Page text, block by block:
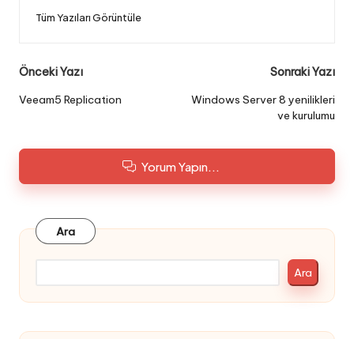
Tüm Yazıları Görüntüle
Post
navigation
Önceki Yazı
Veeam5 Replication
Sonraki Yazı
Windows Server 8 yenilikleri
ve kurulumu
Yorum Yapın...
Ara
Ara